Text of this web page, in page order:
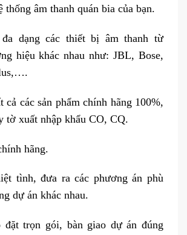
thống âm thanh quán bia của bạn.
đa dạng các thiết bị âm thanh từ
hiệu khác nhau như: JBL, Bose,
cả các sản phẩm chính hãng 100%,
tờ xuất nhập khẩu CO, CQ.
hãng.
tình, đưa ra các phương án phù
dự án khác nhau.
trọn gói, bàn giao dự án đúng